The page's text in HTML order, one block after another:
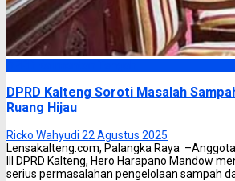
DPRD Kalteng Soroti Masalah
Ruang Hijau
Ricko Wahyudi 22 Agustus 2025
Lensakalteng.com, Palangka Raya
III DPRD Kalteng, Hero Harapano Mandow
serius permasalahan pengelolaan sampah